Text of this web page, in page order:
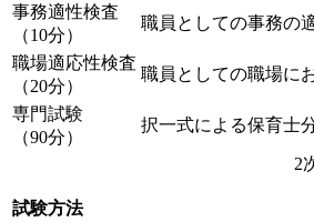
事務適性検査
（10分）
職員としての事務の
職場適応性検査
（20分）
職員としての職場に
専門試験
（90分）
択一式による保育士
2
試験方法